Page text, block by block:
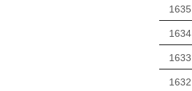
1635
1634
1633
1632